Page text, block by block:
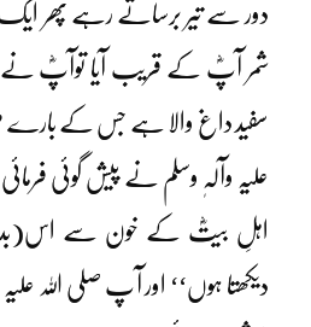
دور سے تیر برساتے رہے پھر ایک
شمر آپؓ کے قریب آیا توآپؓ نے
سفید داغ والا ہے جس کے بارے
علیہ وآلہٖ وسلم نے پیش گوئی
اہلِ بیتؓ کے خون سے
دیکھتا ہوں‘‘ اور آپ صلی اللہ